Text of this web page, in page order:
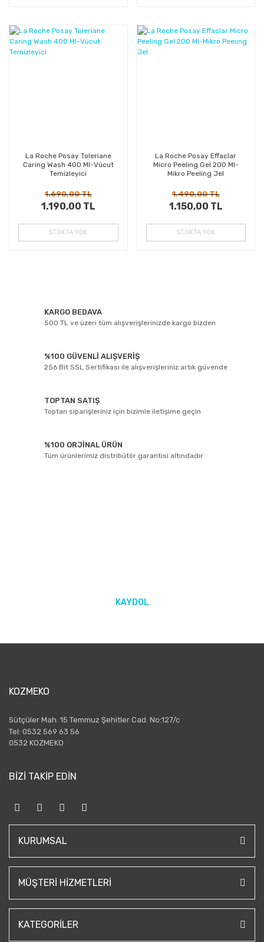
La Roche Posay Toleriane
Caring Wash 400 Ml-Vücut
Temizleyici
1.690,00 TL
1.190,00 TL
STOKTA YOK
%23
Kazanç
La Roche Posay Effaclar
Micro Peeling Gel 200 Ml-
Mikro Peeling Jel
1.490,00 TL
1.150,00 TL
STOKTA YOK
KARGO BEDAVA
500 TL ve üzeri tüm alışverişlerinizde kargo bizden
%100 GÜVENLİ ALIŞVERİŞ
256 Bit SSL Sertifikası ile alışverişleriniz artık güvende
TOPTAN SATIŞ
Toptan siparişleriniz için bizimle iletişime geçin
%100 ORJİNAL ÜRÜN
Tüm ürünlerimiz distribütör garantisi altındadır
KAYDOL
KOZMEKO
Sütçüler Mah. 15 Temmuz Şehitler Cad. No:127/c
Tel: 0532 569 63 56
0532 KOZMEKO
BİZİ TAKİP EDİN
KURUMSAL
MÜŞTERI HIZMETLERI
KATEGORILER